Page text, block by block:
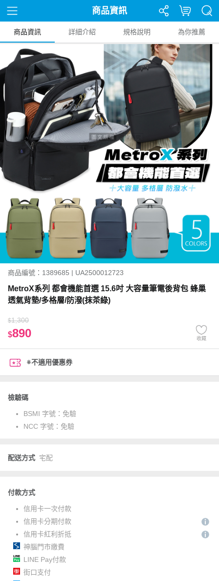
商品資訊
商品資訊 詳細介紹 規格說明 為你推薦
商品編號：1389685 | UA2500012723
MetroX系列 都會機能首選 15.6吋 大容量筆電後背包 蜂巢
透氣背墊/多格層/防潑(抹茶綠)
$1,300
$890 收藏
※不適用優惠券
檢驗碼
BSMI 字號： 免驗
NCC 字號： 免驗
配送方式 宅配
付款方式
信用卡一次付款
信用卡分期付款
信用卡紅利折抵
神腦門市繳費
LINE Pay付款
街口支付